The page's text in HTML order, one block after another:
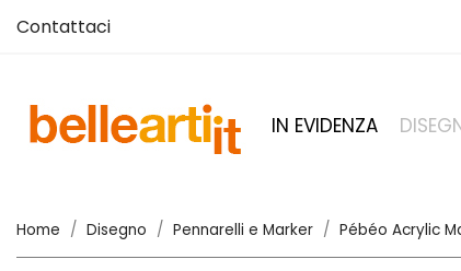
Contattaci
IN EVIDENZA
Home Disegno Pennarelli e Marker Pébéo Acrylic